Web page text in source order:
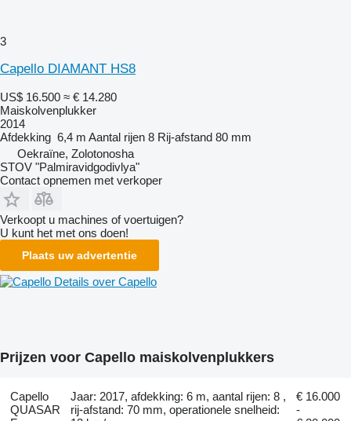
3
Capello DIAMANT HS8
US$ 16.500 ≈ € 14.280
Maiskolvenplukker
2014
Afdekking 6,4 m Aantal rijen 8 Rij-afstand 80 mm
Oekraïne, Zolotonosha
STOV "Palmiravidgodivlya"
Contact opnemen met verkoper
Verkoopt u machines of voertuigen?
U kunt het met ons doen!
Plaats uw advertentie
Details over Capello
Prijzen voor Capello maiskolvenplukkers
Capello
QUASAR
Jaar: 2017, afdekking: 6 m, aantal rijen: 8 ,
rij-afstand: 70 mm, operationele snelheid:
€ 16.000
-